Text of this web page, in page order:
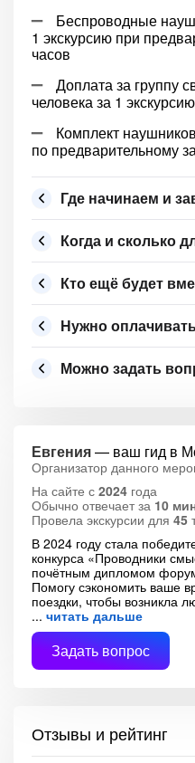
Беспроводные
1 экскурсию при
часов
Доплата за группу
человека за 1 экскурсию
Комплект
по предварительному
Где начинаем и
Когда и сколько
Кто ещё будет
Нужно
Можно задать
Евгения— ваш гид в
Организатор данного
На сайте с 2024 года
Обычно отвечает за 10
Провела экскурсии для 45
В 2024 году стала
конкурса «Проводники
почётным дипломом
Помогу сэкономить ваше
поездки, чтобы возникла
читать дальше
Задать вопрос
Отзывы и рейтинг